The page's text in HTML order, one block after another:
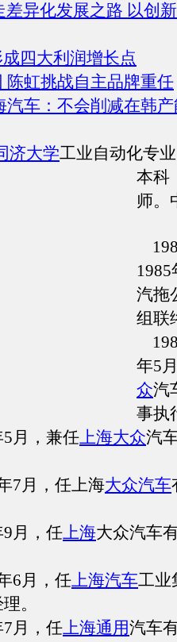
差异化发展之路 以创
四大利润增长点
陈虹挑战自主品牌重任
汽车：不会削减在韩
济大学工业自动化专
本科
师。
1985
汽拖
组联
年5
众汽
事执
5月，兼任上海大众汽
7月，任上海大众汽车
9月，任上海大众汽车
6月，任上海汽车工业
。
7月，任上海通用汽车